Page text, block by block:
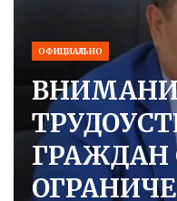
ОФИЦИАЛЬНО
ГРАЖДАН